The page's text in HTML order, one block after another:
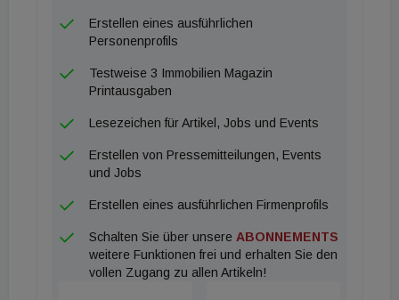
Erstellen eines ausführlichen
Personenprofils
Testweise 3 Immobilien Magazin
Printausgaben
Lesezeichen für Artikel, Jobs und Events
Erstellen von Pressemitteilungen, Events
und Jobs
Erstellen eines ausführlichen Firmenprofils
Schalten Sie über unsere ABONNEMENTS
weitere Funktionen frei und erhalten Sie den
vollen Zugang zu allen Artikeln!